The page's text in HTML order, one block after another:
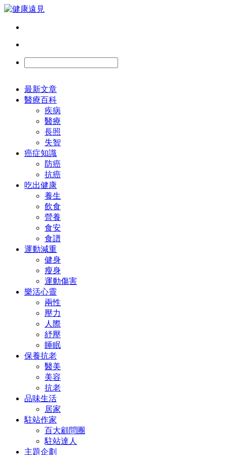
最新文章
醫療百科
疾病
醫療
長照
失智
癌症知識
防癌
抗癌
吃出健康
養生
飲食
營養
食安
食譜
運動減重
健身
瘦身
運動傷害
樂活心靈
兩性
壓力
人際
紓壓
睡眠
保養抗老
醫美
美容
抗老
品味生活
居家
駐站作家
百大顧問團
駐站達人
主題企劃